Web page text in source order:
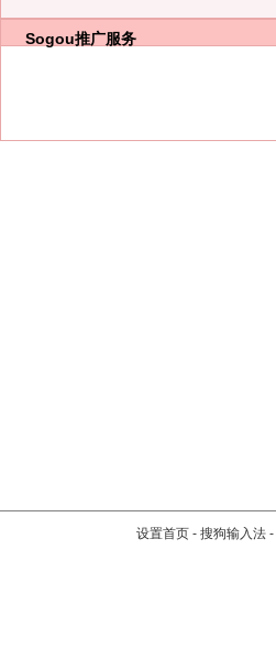
Sogou推广服务
设置首页 - 搜狗输入法 -